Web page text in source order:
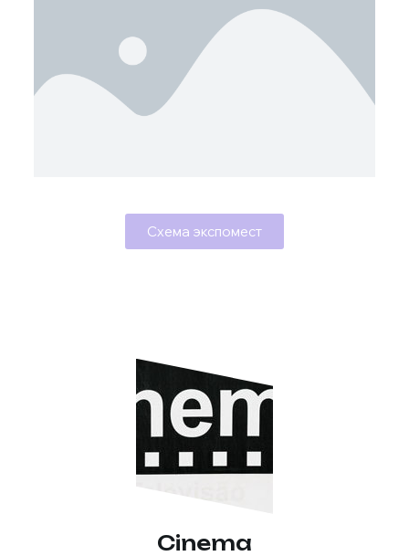
Схема экспомест
Cinema